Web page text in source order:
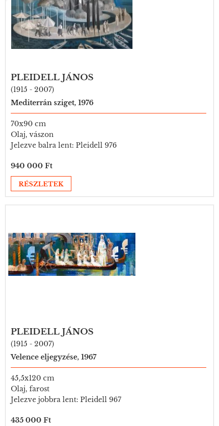
PLEIDELL JÁNOS
(1915 - 2007)
Mediterrán sziget, 1976
70x90 cm
Olaj, vászon
Jelezve balra lent: Pleidell 976
940 000 Ft
RÉSZLETEK
PLEIDELL JÁNOS
(1915 - 2007)
Velence eljegyzése, 1967
45,5x120 cm
Olaj, farost
Jelezve jobbra lent: Pleidell 967
435 000 Ft